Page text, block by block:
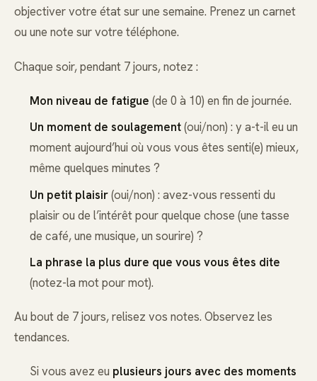
objectiver votre état sur une semaine. Prenez un carnet
ou une note sur votre téléphone.
Chaque soir, pendant 7 jours, notez :
Mon niveau de fatigue (de 0 à 10) en fin de journée.
Un moment de soulagement(oui/non) : y a-t-il eu un
moment aujourd’hui où vous vous êtes senti(e) mieux,
même quelques minutes ?
Un petit plaisir(oui/non) : avez-vous ressenti du
plaisir ou de l’intérêt pour quelque chose (une tasse
de café, une musique, un sourire) ?
La phrase la plus dure que vous vous êtes dite
(notez-la mot pour mot).
Au bout de 7 jours, relisez vos notes. Observez les
tendances.
Si vous avez eu plusieurs jours avec des moments